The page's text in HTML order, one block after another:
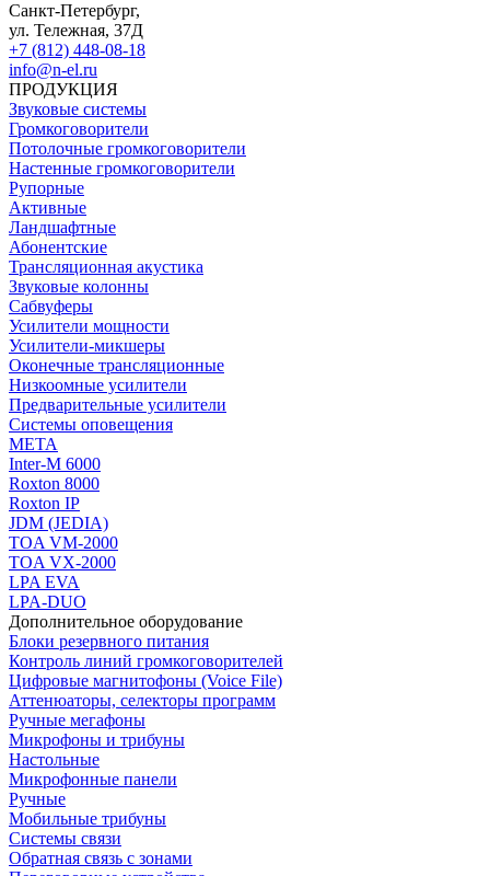
Санкт-Петербург,
ул. Тележная, 37Д
+7 (812) 448-08-18
info@n-el.ru
ПРОДУКЦИЯ
Звуковые системы
Громкоговорители
Потолочные громкоговорители
Настенные громкоговорители
Рупорные
Активные
Ландшафтные
Абонентские
Трансляционная акустика
Звуковые колонны
Сабвуферы
Усилители мощности
Усилители-микшеры
Оконечные трансляционные
Низкоомные усилители
Предварительные усилители
Системы оповещения
МЕТА
Inter-M 6000
Roxton 8000
Roxton IP
JDM (JEDIA)
TOA VM-2000
TOA VX-2000
LPA EVA
LPA-DUO
Дополнительное оборудование
Блоки резервного питания
Контроль линий громкоговорителей
Цифровые магнитофоны (Voice File)
Аттенюаторы, селекторы программ
Ручные мегафоны
Микрофоны и трибуны
Настольные
Микрофонные панели
Ручные
Мобильные трибуны
Системы связи
Обратная связь с зонами